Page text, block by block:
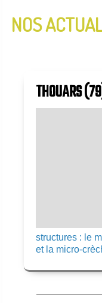
NOS
THOUARS
structures : le
et la micro-